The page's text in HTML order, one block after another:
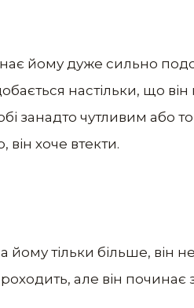
йому дуже сильно
настільки, що він
занадто чутливим або
хоче втекти.
йому тільки більше, він
але він починає